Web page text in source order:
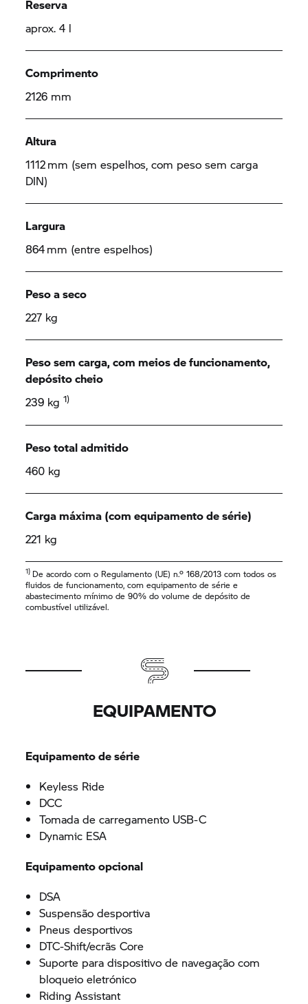
Reserva
aprox. 4 l
Comprimento
2126 mm
Altura
1112 mm (sem espelhos, com peso sem carga
DIN)
Largura
864 mm (entre espelhos)
Peso a seco
227 kg
Peso sem carga, com meios de funcionamento,
depósito cheio
239 kg1)
Peso total admitido
460 kg
Carga máxima (com equipamento de série)
221 kg
1) De acordo com o Regulamento (UE) n.º 168/2013 com todos os
fluidos de funcionamento, com equipamento de série e
abastecimento mínimo de 90% do volume de depósito de
combustível utilizável.
EQUIPAMENTO
Equipamento de série
Keyless Ride
DCC
Tomada de carregamento USB-C
Dynamic ESA
Equipamento opcional
DSA
Suspensão desportiva
Pneus desportivos
DTC-Shift/ecrãs Core
Suporte para dispositivo de navegação com
bloqueio eletrónico
Riding Assistant